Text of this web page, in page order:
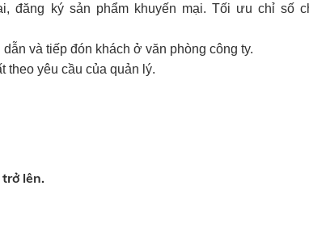
đăng ký sản phẩm khuyến mại. Tối ưu chỉ số
và tiếp đón khách ở văn phòng công ty.
theo yêu cầu của quản lý.
lên.